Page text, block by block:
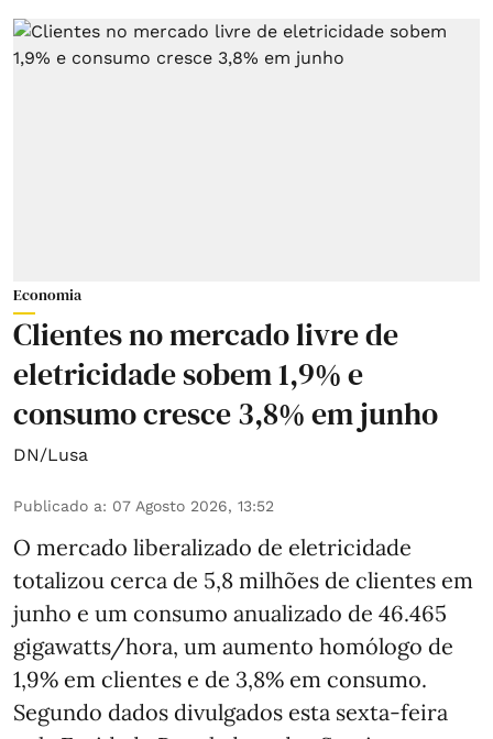
Economia
Clientes no mercado livre de
eletricidade sobem 1,9% e
consumo cresce 3,8% em junho
DN/Lusa
Publicado a: 07 Agosto 2026, 13:52
O mercado liberalizado de eletricidade
totalizou cerca de 5,8 milhões de clientes em
junho e um consumo anualizado de 46.465
gigawatts/hora, um aumento homólogo de
1,9% em clientes e de 3,8% em consumo.
Segundo dados divulgados esta sexta-feira